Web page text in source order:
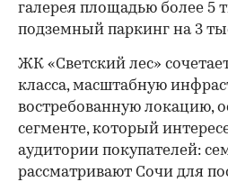
00:00
галерея площадью более 5
подземный паркинг на 3
ЖК «Светский лес»
класса, масштабную
востребованную локацию,
сегменте, который
аудитории покупателей:
рассматривают Сочи для